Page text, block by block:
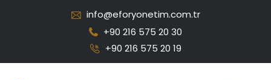
info@eforyonetim.com.tr
+90 216 575 20 30
+90 216 575 20 19